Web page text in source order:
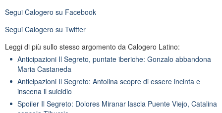
Segui Calogero su Facebook
Segui Calogero su Twitter
Leggi di più sullo stesso argomento da Calogero Latino:
Anticipazioni Il Segreto, puntate iberiche: Gonzalo abbandona
Maria Castaneda
Anticipazioni Il Segreto: Antolina scopre di essere incinta e
inscena il suicidio
Spoiler Il Segreto: Dolores Miranar lascia Puente Viejo, Catalina